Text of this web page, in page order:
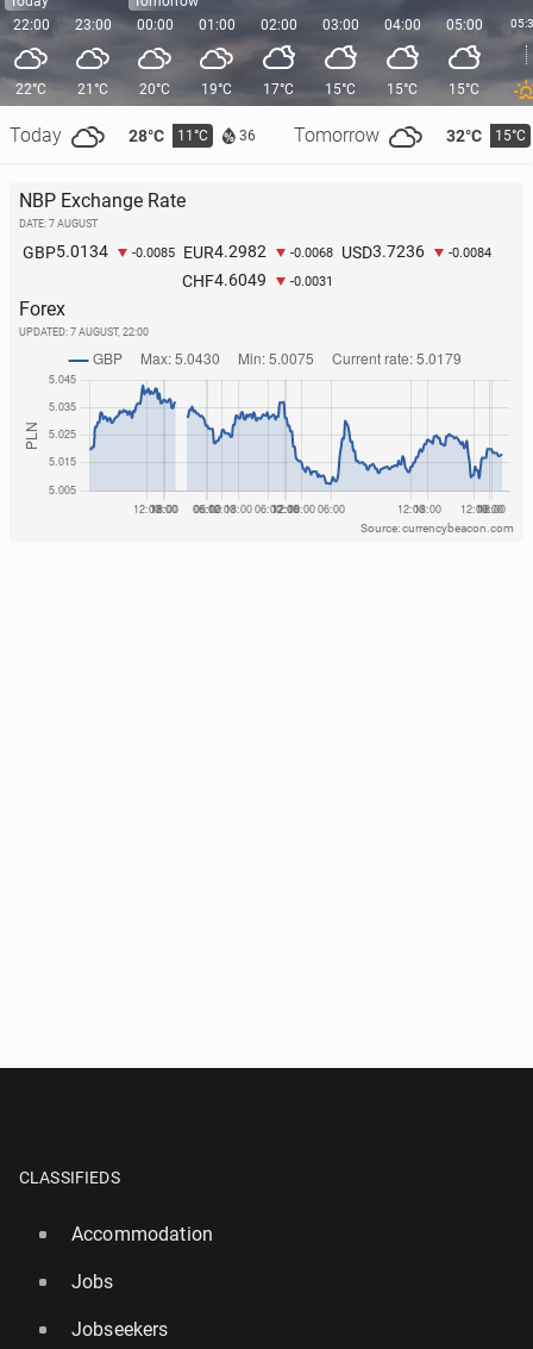
22:00
22°C
Today 28°C 11°C 36 Tomorrow 32°C 15°C
23:00
21°C
00:00
20°C
01:00
19°C
02:00
17°C
03:00
15°C
04:00
15°C
05:00
15°C
NBP Exchange Rate
DATE: 7 AUGUST
GBP5.0134 -0.0085 EUR4.2982 -0.0068 USD3.7236 -0.0084
CHF4.6049 -0.0031
Forex
UPDATED: 7 AUGUST, 22:00
Source: currencybeacon.com
CLASSIFIEDS
Accommodation
Jobs
Jobseekers